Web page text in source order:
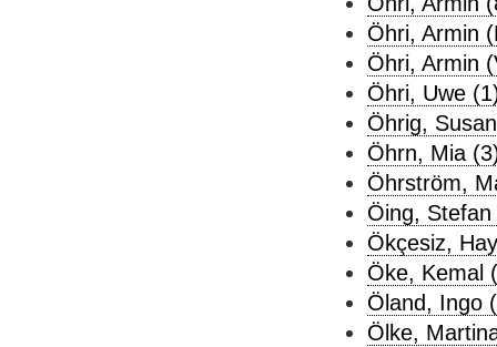
Öhri, Armin
Öhri, Armin
Öhri, Uwe
Öhrig,
Öhrn, Mia
Öhrström,
Öing, Stefan
Ökçesiz,
Öke, Kemal
Öland, Ingo
Ölke,